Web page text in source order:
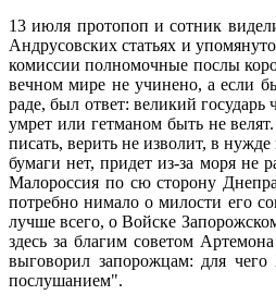
13 июля протопоп и сотник
Андрусовских статьях и
комиссии полномочные послы
вечном мире не учинено, а если
раде, был ответ: великий государь
умрет или гетманом быть не
писать, верить не изволит, в
бумаги нет, придет из-за моря не
Малороссия по сю сторону
потребно нимало о милости его
лучше всего, о Войске
здесь за благим советом
выговорил запорожцам: для
послушанием".